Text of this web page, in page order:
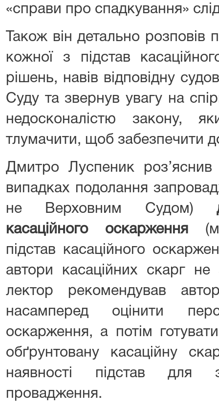
«справи про спадкування»
Також він детально розповів
кожної з підстав
рішень, навів відповідну
Суду та звернув увагу на
недосконалістю закону,
тлумачити, щоб забезпечити
Дмитро Луспеник роз’яснив
випадках подолання
не Верховним Судом)
касаційного оскарження
підстав касаційного
автори касаційних скарг
лектор рекомендував
насамперед оцінити
оскарження, а потім
обґрунтовану касаційну
наявності підстав для
провадження.